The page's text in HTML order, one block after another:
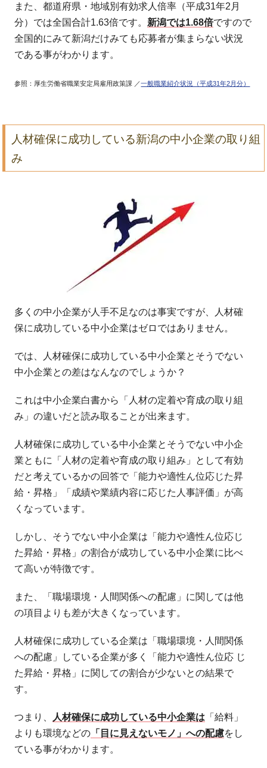
また、都道府県・地域別有効求人倍率（平成31年2月
分）では全国合計1.63倍です。 新潟では1.68倍ですので
全国的にみて新潟だけみても応募者が集まらない状況
である事がわかります。
参照：厚生労働省職業安定局雇用政策課 ／一般職業紹介状況（平成31年2月分）
人材確保に成功している新潟の中小企業の取り組
み
多くの中小企業が人手不足なのは事実ですが、人材確
保に成功している中小企業はゼロではありません。
では、人材確保に成功している中小企業とそうでない
中小企業との差はなんなのでしょうか？
これは中小企業白書から「人材の定着や育成の取り組
み」の違いだと読み取ることが出来ます。
人材確保に成功している中小企業とそうでない中小企
業ともに「人材の定着や育成の取り組み」として有効
だと考えているかの回答で「能力や適性ん位応じた昇
給・昇格」「成績や業績内容に応じた人事評価」が高
くなっています。
しかし、そうでない中小企業は「能力や適性ん位応じ
た昇給・昇格」の割合が成功している中小企業に比べ
て高いが特徴です。
また、「職場環境・人間関係への配慮」に関しては他
の項目よりも差が大きくなっています。
人材確保に成功している企業は「職場環境・人間関係
への配慮」している企業が多く「能力や適性ん位応 じ
た昇給・昇格」に関しての割合が少ないとの結果で
す。
つまり、 人材確保に成功している中小企業は 「給料」
よりも環境などの 「目に見えないモノ」への配慮をし
ている事がわかります。